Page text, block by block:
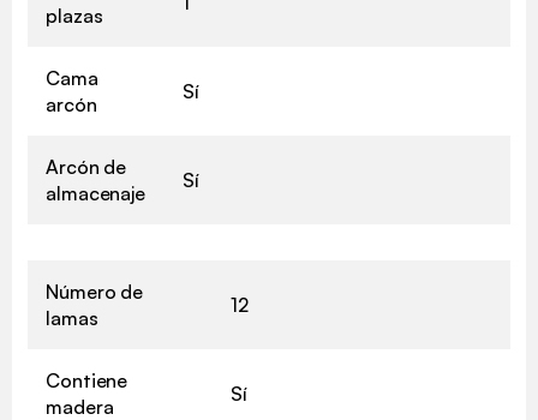
plazas
Cama
arcón
Sí
Arcón de
almacenaje
Sí
Número de
lamas
12
Contiene
madera
Sí